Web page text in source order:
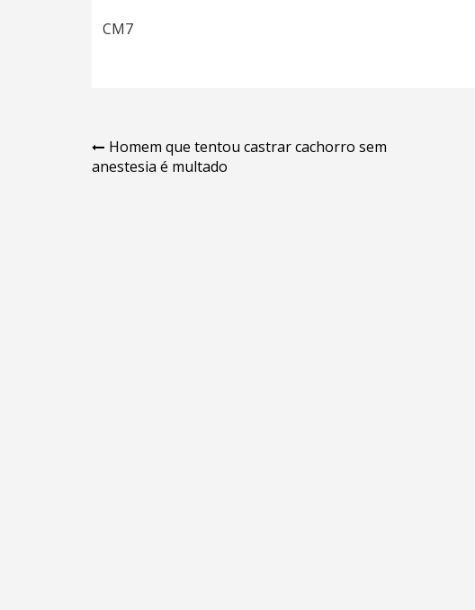
CM7
Navegação
de
Homem que tentou castrar cachorro sem
anestesia é multado